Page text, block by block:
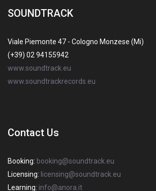
SOUNDTRACK
Viale Piemonte 47 - Cologno Monzese (Mi)
(+39) 02 94155942
www.soundtrack.eu
www.soundtrackrecords.eu
Contact Us
Booking: booking@soundtrack.eu
Licensing: licensing@soundtrack.eu
Learning: info@anora.it